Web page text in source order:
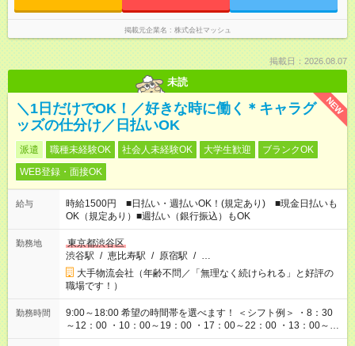
掲載元企業名 株式会社マッシュ
掲載日：2026.08.07
未読
NEW
＼1日だけでOK！／好きな時に働く＊キャラグ
ッズの仕分け／日払いOK
派遣 職種未経験OK 社会人未経験OK 大学生歓迎
ブランクOK
WEB登録・面接OK
給与
時給1500円 ■日払い・週払いOK！(規定あり) ■現金日払いも
OK（規定あり）■週払い（銀行振込）もOK
勤務地
東京都渋谷区
渋谷駅 / 恵比寿駅 / 原宿駅 / …
大手物流会社（年齢不問／「無理なく続けられる」と好評の
職場です！）
勤務時間
9:00～18:00 希望の時間帯を選べます！ ＜シフト例＞ ・8：30
～12：00 ・10：00～19：00 ・17：00～22：00 ・13：00～
22：00 ・22：00～翌6：00 など